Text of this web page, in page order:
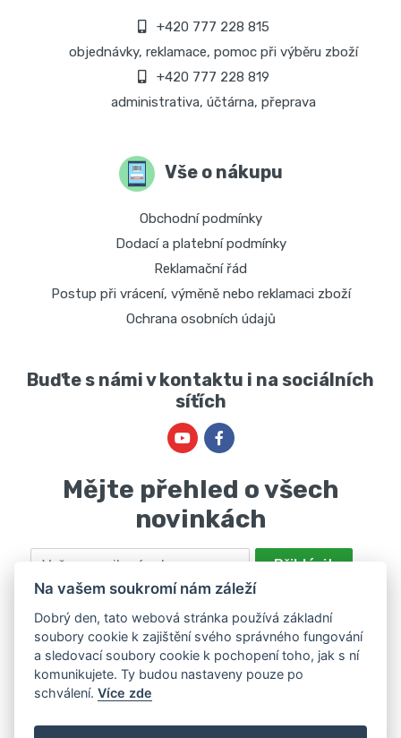
+420 777 228 815
objednávky, reklamace, pomoc při výběru zboží
+420 777 228 819
administrativa, účtárna, přeprava
Vše o nákupu
Obchodní podmínky
Dodací a platební podmínky
Reklamační řád
Postup při vrácení, výměně nebo reklamaci zboží
Ochrana osobních údajů
Buďte s námi v kontaktu i na sociálních
síťích
Mějte přehled o všech
novinkách
Email Přihlásit
Odesláním souhlasíte se zpracováním osobních údajů za účelem
nabízení a zpracování marketingových nabídek společností Marie
Haščáková, IČ: 48488861 se sídlem Bánov 697. Máte právo svůj
souhlas odvolat. Více informací vzásadách zpracování osobních
údajů.
Na vašem soukromí nám záleží
Dobrý den, tato webová stránka používá základní
soubory cookie k zajištění svého správného fungování
a sledovací soubory cookie k pochopení toho, jak s ní
komunikujete. Ty budou nastaveny pouze po
schválení.Více zde